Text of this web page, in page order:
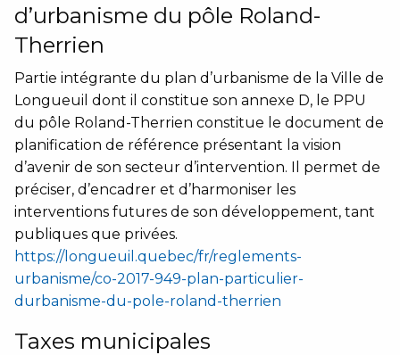
d’urbanisme du pôle Roland-
Therrien
Partie intégrante du plan d’urbanisme de la Ville de
Longueuil dont il constitue son annexe D, le PPU
du pôle Roland-Therrien constitue le document de
planification de référence présentant la vision
d’avenir de son secteur d’intervention. Il permet de
préciser, d’encadrer et d’harmoniser les
interventions futures de son développement, tant
publiques que privées.
https://longueuil.quebec/fr/reglements-
urbanisme/co-2017-949-plan-particulier-
durbanisme-du-pole-roland-therrien
Taxes municipales